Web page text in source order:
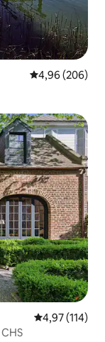
Gemiddelde
4,96 (206)
Gemiddelde
4,97 (114)